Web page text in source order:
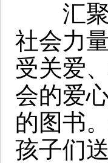
汇聚
社会力
受关爱
会的爱
的图书
孩子们